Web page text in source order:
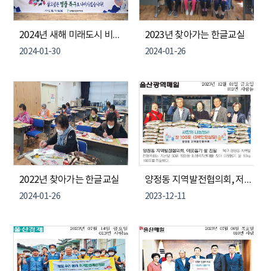
2024년 새해 미래도시 비전실행 현장토크 개최
2024-01-30
2023년 찾아가는 한글교실
2024-01-26
2022년 찾아가는 한글교실
2024-01-26
양정동 지역발전협의회, 저소득층에 쌀 100포 전달
2023-12-11